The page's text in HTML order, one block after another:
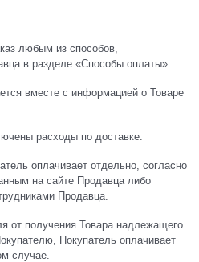
любым из способов,
в разделе «Способы оплаты».
вместе с информацией о Товаре
расходы по доставке.
оплачивает отдельно, согласно
на сайте Продавца либо
Продавца.
от получения Товара надлежащего
Покупатель оплачивает
случае.